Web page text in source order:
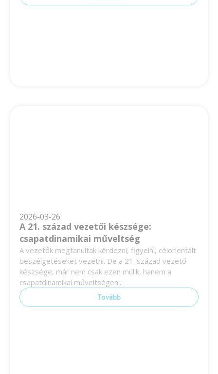
2026-03-26
A 21. század vezetői készsége:
csapatdinamikai műveltség
A vezetők megtanultak kérdezni, figyelni, célorientált
beszélgetéseket vezetni. De a 21. század vezető
készsége, már nem csak ezen múlik, hanem a
csapatdinamikai műveltségen...
Tovább